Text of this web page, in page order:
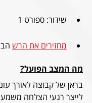
שידור: ספורט 1
מחזירים את הרש
מה המצב הפועל?
בראן של קבוצה לאורך
לייצר רגעי הצלחה